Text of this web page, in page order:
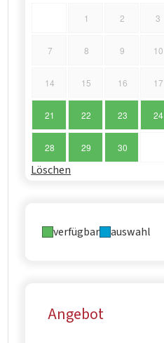
1 2 3
7 8 9 10
14 15 16 17
21 22 23 24
28 29 30
Löschen
verfügbar auswahl
Angebot